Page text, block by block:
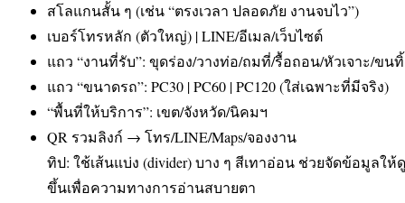
สโลแกนสั้น ๆ (เช่น “ตรงเวลา ปลอดภัย งานจบไว”)
เบอร์โทรหลัก (ตัวใหญ่) | LINE/อีเมล/เว็บไซต์
แถว “งานที่รับ”: ขุดร่อง/วางท่อ/ถมที่/รื้อถอน/หัวเจาะ/ขนทิ้
แถว “ขนาดรถ”: PC30 | PC60 | PC120 (ใส่เฉพาะที่มีจริง)
“พื้นที่ให้บริการ”: เขต/จังหวัด/นิคมฯ
QR รวมลิงก์ → โทร/LINE/Maps/จองงาน
ทิป: ใช้เส้นแบ่ง (divider) บาง ๆ สีเทาอ่อน ช่วยจัดข้อมูลให้
ขึ้นเพื่อความทางการอ่านสบายตา